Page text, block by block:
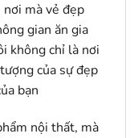
mà vẻ đẹp
gian ăn gia
không chỉ là nơi
của sự đẹp
bạn
nội thất, mà